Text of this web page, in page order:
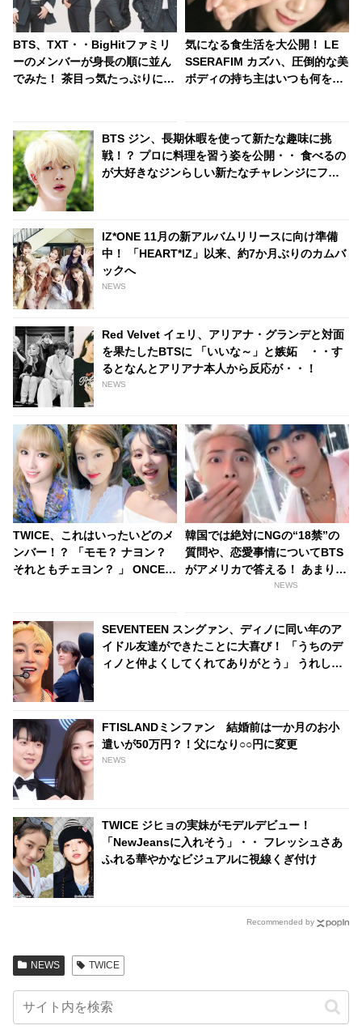
BTS、TXT・・BigHitファミリ
ーのメンバーが身長の順に並ん
でみた！ 茶目っ気たっぷりに整
気になる食生活を大公開！ LE
SSERAFIM カズハ、圧倒的な美
ボディの持ち主はいつも何を食
持する方法とは？
BTS ジン、長期休暇を使って新たな趣味に挑
戦！？ プロに料理を習う姿を公開・・ 食べるの
が大好きなジンらしい新たなチャレンジにファ
IZ*ONE 11月の新アルバムリリースに向け準備
中！ 「HEART*IZ」以来、約7か月ぶりのカムバ
ックへ
NEWS
Red Velvet イェリ、アリアナ・グランデと対面
を果たしたBTSに 「いいな～」と嫉妬 ・・す
るとなんとアリアナ本人から反応が・・！
NEWS
TWICE、これはいったいどのメ
ンバー！？ 「モモ？ ナヨン？
それともチェヨン？ 」 ONCE大
韓国では絶対にNGの“18禁”の
質問や、恋愛事情についてBTS
がアメリカで答える！ あまりに
もオープンな質問に、通訳者も
NEWS
SEVENTEEN スングァン、ディノに同い年のア
イドル友達ができたことに大喜び！ 「うちのデ
ィノと仲よくしてくれてありがとう」 うれしす
FTISLANDミンファン 結婚前は一か月のお小
遣いが50万円？！父になり○○円に変更
NEWS
TWICE ジヒョの実妹がモデルデビュー！
「NewJeansに入れそう」・・ フレッシュさあ
ふれる華やかなビジュアルに視線くぎ付け
Recommended by
NEWS TWICE